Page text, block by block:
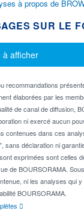
à propos de
SUR LE
à afficher
recommandations
élaborées par les
de canal de diffusion,
ni exercé aucun
contenues dans ces
sans déclaration ni
exprimées sont celles
de BOURSORAMA.
ni les analyses qui
BOURSORAMA.